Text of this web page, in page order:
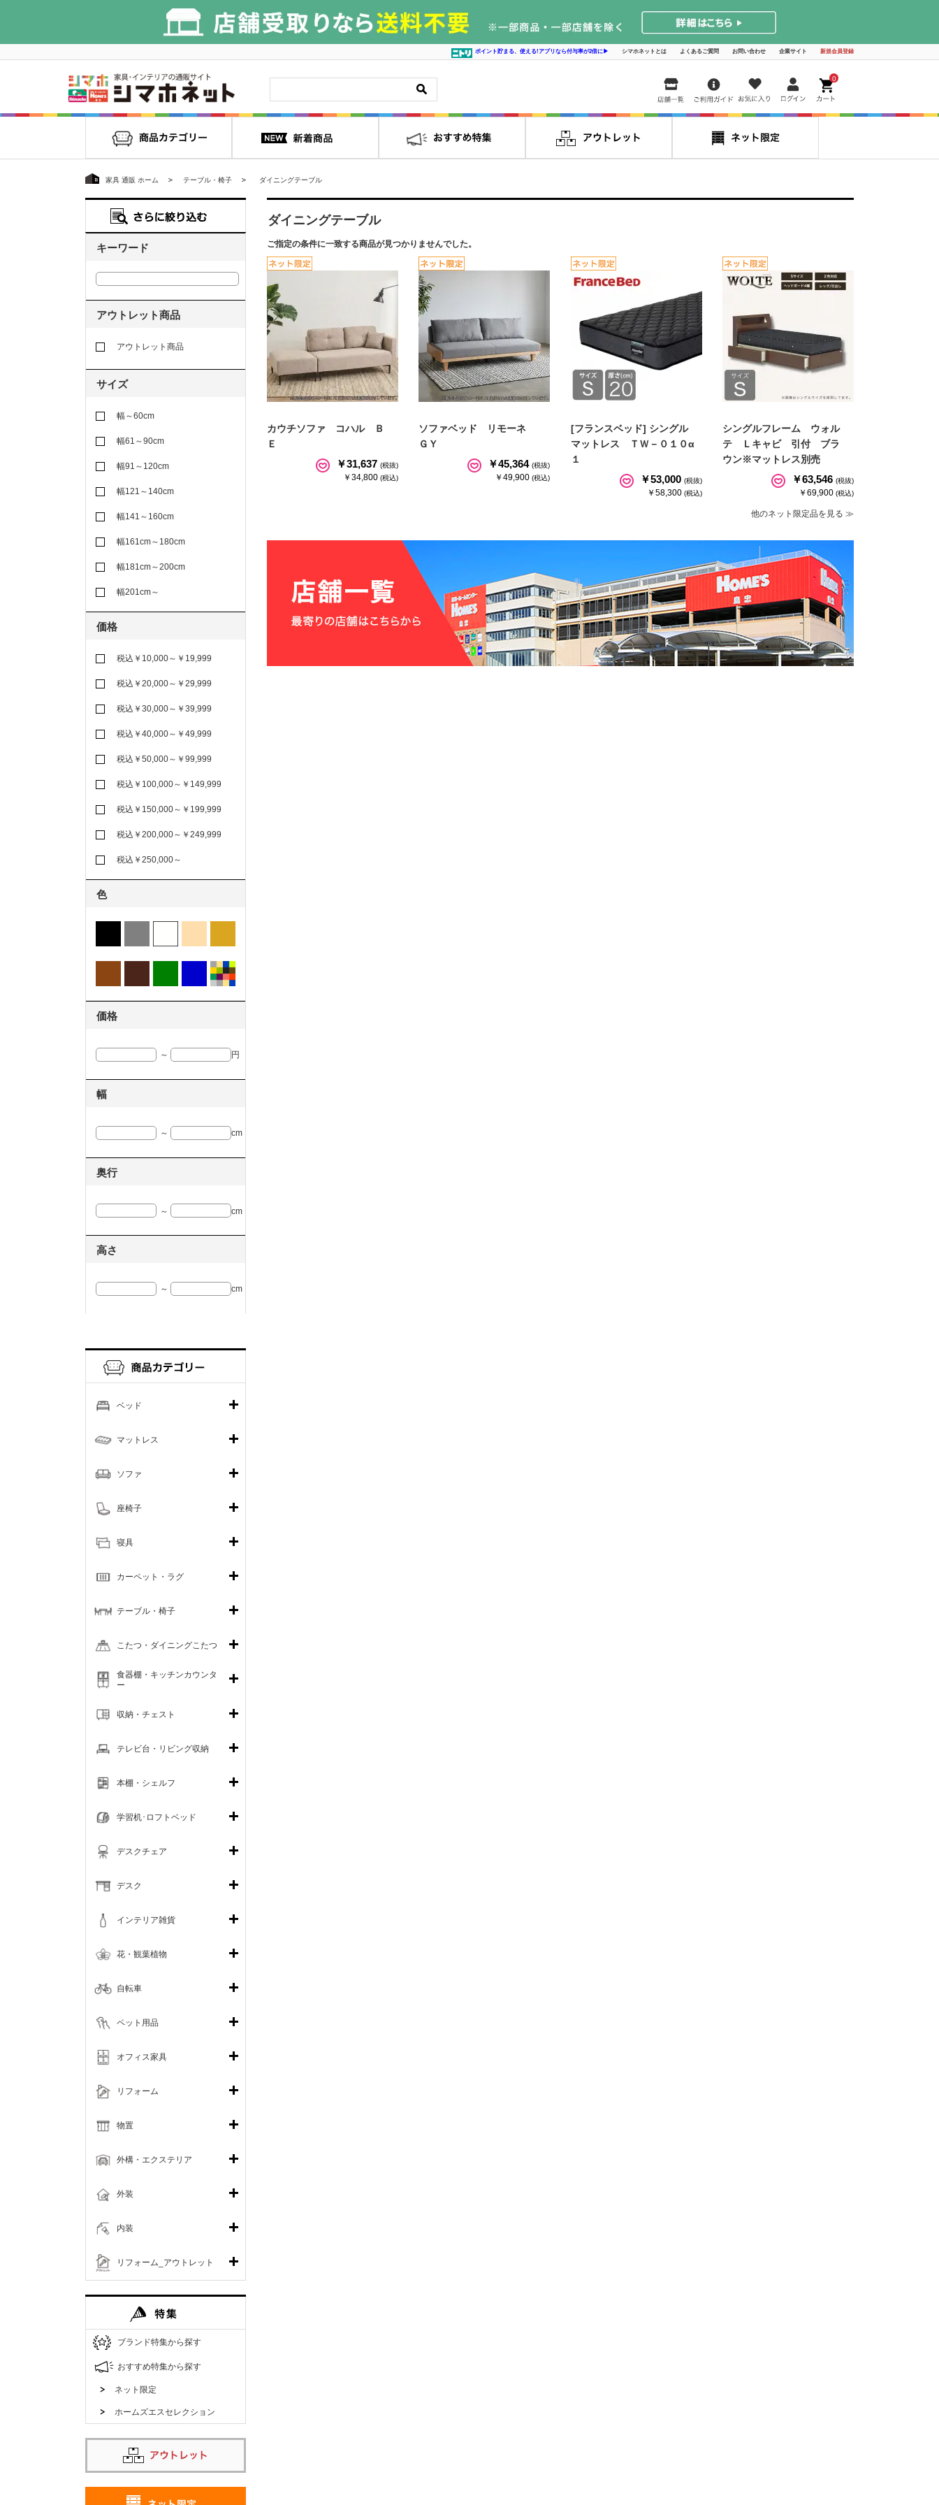
ポイント貯まる、使える!アプリなら付与率が2倍に▶ シマホネットとは よくあるご質問 お問い合わせ 企業サイト 新規会員登録
0
家具 通販 ホーム テーブル・椅子 ダイニングテーブル
ダイニングテーブル
ご指定の条件に一致する商品が見つかりませんでした。
カウチソファ コハル Ｂ
Ｅ
￥31,637 (税抜)
￥34,800 (税込)
ソファベッド リモーネ
ＧＹ
￥45,364 (税抜)
￥49,900(税込)
[フランスベッド] シングル
マットレス ＴＷ－０１０α
１
￥53,000 (税抜)
￥58,300 (税込)
シングルフレーム ウォル
テ Ｌキャビ 引付 ブラ
ウン※マットレス別売
￥63,546 (税抜)
￥69,900 (税込)
他のネット限定品を見る ≫
キーワード
価格
～ 円
幅
～ cm
奥行
～ cm
高さ
～ cm
アウトレット商品
アウトレット商品
サイズ
幅～60cm
幅61～90cm
幅91～120cm
幅121～140cm
幅141～160cm
幅161cm～180cm
幅181cm～200cm
幅201cm～
価格
税込￥10,000～￥19,999
税込￥20,000～￥29,999
税込￥30,000～￥39,999
税込￥40,000～￥49,999
税込￥50,000～￥99,999
税込￥100,000～￥149,999
税込￥150,000～￥199,999
税込￥200,000～￥249,999
税込￥250,000～
色
ベッド
マットレス
ソファ
寝具
座椅子
カーペット・ラグ
テーブル・椅子
こたつ・ダイニングこたつ
食器棚・キッチンカウンタ
ー
収納・チェスト
テレビ台・リビング収納
本棚・シェルフ
学習机･ロフトベッド
デスクチェア
デスク
インテリア雑貨
花・観葉植物
自転車
ペット用品
オフィス家具
リフォーム
リフォーム_アウトレット
物置
外構・エクステリア
外装
内装
ブランド特集から探す
おすすめ特集から探す
ネット限定
ホームズエスセレクション